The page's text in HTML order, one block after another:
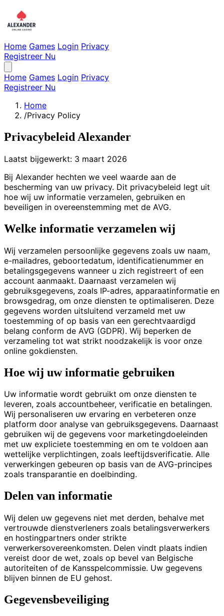
Home Games Login Privacy
Registreer Nu
Home Games Login Privacy
Registreer Nu
Home
/Privacy Policy
Privacybeleid Alexander
Laatst bijgewerkt: 3 maart 2026
Bij Alexander hechten we veel waarde aan de
bescherming van uw privacy. Dit privacybeleid legt uit
hoe wij uw informatie verzamelen, gebruiken en
beveiligen in overeenstemming met de AVG.
Welke informatie verzamelen wij
Wij verzamelen persoonlijke gegevens zoals uw naam,
e-mailadres, geboortedatum, identificatienummer en
betalingsgegevens wanneer u zich registreert of een
account aanmaakt. Daarnaast verzamelen wij
gebruiksgegevens, zoals IP-adres, apparaatinformatie en
browsgedrag, om onze diensten te optimaliseren. Deze
gegevens worden uitsluitend verzameld met uw
toestemming of op basis van een gerechtvaardigd
belang conform de AVG (GDPR). Wij beperken de
verzameling tot wat strikt noodzakelijk is voor onze
online gokdiensten.
Hoe wij uw informatie gebruiken
Uw informatie wordt gebruikt om onze diensten te
leveren, zoals accountbeheer, verificatie en betalingen.
Wij personaliseren uw ervaring en verbeteren onze
platform door analyse van gebruiksgegevens. Daarnaast
gebruiken wij de gegevens voor marketingdoeleinden
met uw expliciete toestemming en om te voldoen aan
wettelijke verplichtingen, zoals leeftijdsverificatie. Alle
verwerkingen gebeuren op basis van de AVG-principes
zoals transparantie en doelbinding.
Delen van informatie
Wij delen uw gegevens niet met derden, behalve met
vertrouwde dienstverleners zoals betalingsverwerkers
en hostingpartners onder strikte
verwerkersovereenkomsten. Delen vindt plaats indien
vereist door de wet, zoals op bevel van Belgische
autoriteiten of de Kansspelcommissie. Uw gegevens
blijven binnen de EU gehost.
Gegevensbeveiliging